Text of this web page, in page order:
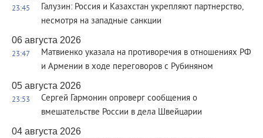
23:45
Галузин: Россия и Казахстан укрепляют партнерство,
несмотря на западные санкции
06 августа 2026
23:47
Матвиенко указала на противоречия в отношениях РФ
и Армении в ходе переговоров с Рубиняном
05 августа 2026
23:53
Сергей Гармонин опроверг сообщения о
вмешательстве России в дела Швейцарии
04 августа 2026